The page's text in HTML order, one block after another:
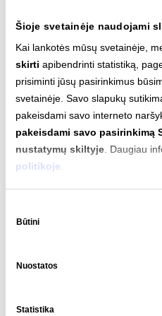
Šioje svetainėje naudojami
Kai lankotės mūsų svetainėje,
skirti apibendrinti statistiką,
prisiminti jūsų pasirinkimus
svetainėje. Savo slapukų
pakeisdami savo interneto
pakeisdami savo pasirinkimą
nustatymų skiltyje. Daugiau
politikoje.
pasirinkimas
Būtini
Nuostatos
Statistika
Lėtas įkrovimas (AC)
Type 2
22kW
Variklio galia